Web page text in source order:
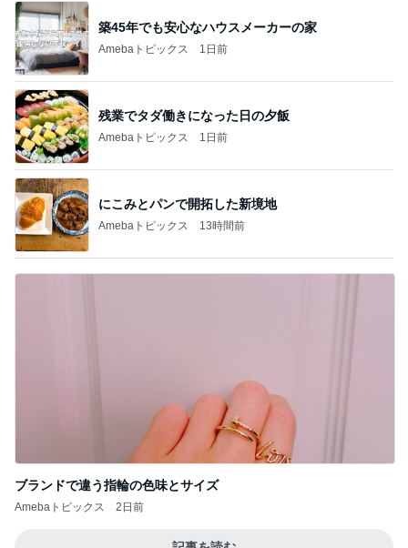
築45年でも安心なハウスメーカーの家
Amebaトピックス 1日前
残業でタダ働きになった日の夕飯
Amebaトピックス 1日前
にこみとパンで開拓した新境地
Amebaトピックス 13時間前
ブランドで違う指輪の色味とサイズ
Amebaトピックス 2日前